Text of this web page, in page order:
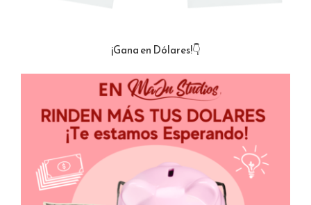
¡Gana en Dólares!👇